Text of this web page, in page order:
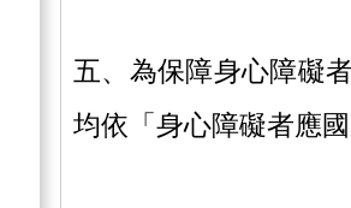
五、為保障身心障礙
均依「身心障礙者應